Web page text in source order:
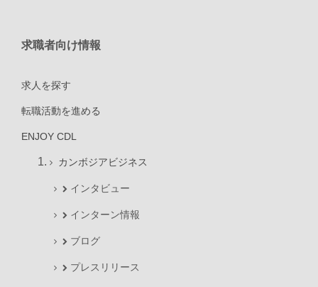
求職者向け情報
求人を探す
転職活動を進める
ENJOY CDL
カンボジアビジネス
インタビュー
インターン情報
ブログ
プレスリリース